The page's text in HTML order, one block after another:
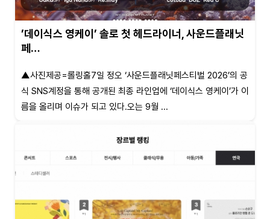
’데이식스 영케이’ 솔로 첫 헤드라이너, 사운드플래닛
페…
▲사진제공=롤링홀7일 정오 ‘사운드플래닛페스티벌 2026’의 공
식 SNS계정을 통해 공개된 최종 라인업에 ‘데이식스 영케이’가 이
름을 올리며 이슈가 되고 있다.오는 9월 ...